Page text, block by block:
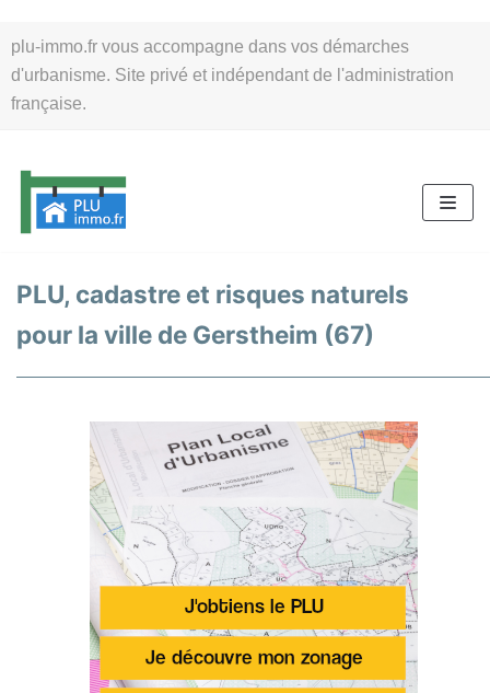
plu-immo.fr vous accompagne dans vos démarches
d'urbanisme. Site privé et indépendant de l'administration
française.
au
contenu
PLU, cadastre et risques naturels
pour la ville de Gerstheim (67)